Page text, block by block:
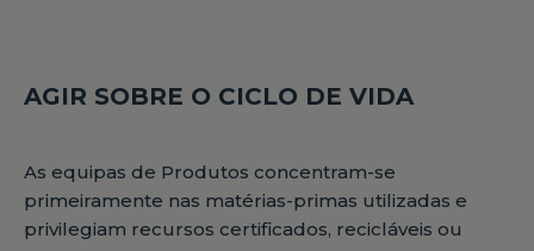
AGIR SOBRE O CICLO DE VIDA
As equipas de Produtos concentram-se
primeiramente nas matérias-primas utilizadas e
privilegiam recursos certificados, recicláveis ou